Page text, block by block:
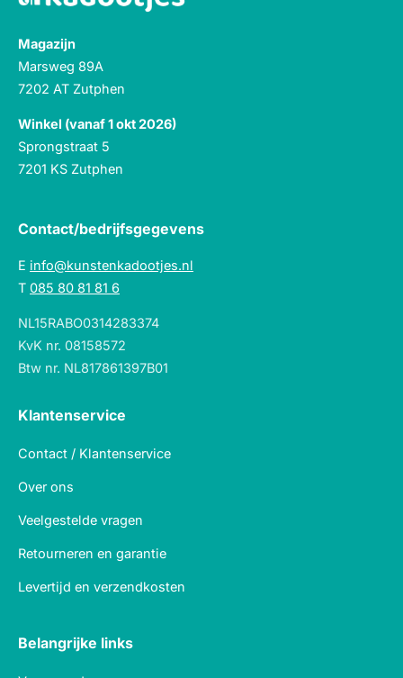
Magazijn
Marsweg 89A
7202 AT Zutphen
Winkel (vanaf 1 okt 2026)
Sprongstraat 5
7201 KS Zutphen
Contact/bedrijfsgegevens
E info@kunstenkadootjes.nl
T 085 80 81 81 6
NL15RABO0314283374
KvK nr. 08158572
Btw nr. NL817861397B01
Klantenservice
Contact / Klantenservice
Over ons
Veelgestelde vragen
Retourneren en garantie
Levertijd en verzendkosten
Belangrijke links